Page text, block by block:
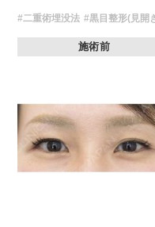
費用：272,800円(税込)
#二重術埋没法 #黒目整形(見開
施術前